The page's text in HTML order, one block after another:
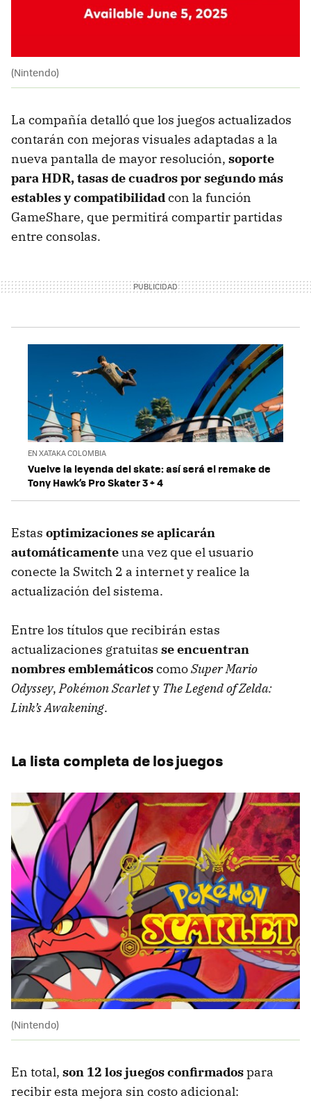
(Nintendo)
La compañía detalló que los juegos actualizados
contarán con mejoras visuales adaptadas a la
nueva pantalla de mayor resolución, soporte
para HDR, tasas de cuadros por segundo más
estables y compatibilidadcon la función
GameShare, que permitirá compartir partidas
entre consolas.
EN XATAKA COLOMBIA
Vuelve la leyenda del skate: así será el remake de
Tony Hawk’s Pro Skater 3 + 4
Estas optimizaciones se aplicarán
automáticamenteuna vez que el usuario
conecte la Switch 2 a internet y realice la
actualización del sistema.
Entre los títulos que recibirán estas
actualizaciones gratuitas se encuentran
nombres emblemáticoscomoSuper Mario
Odyssey,Pokémon Scarlety The Legend of Zelda:
Link’s Awakening.
La lista completa de los juegos
(Nintendo)
En total, son 12 los juegos confirmadospara
recibir esta mejora sin costo adicional: